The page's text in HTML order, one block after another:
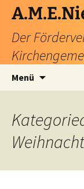
Zum
Inhalt
springen
Der
Menü